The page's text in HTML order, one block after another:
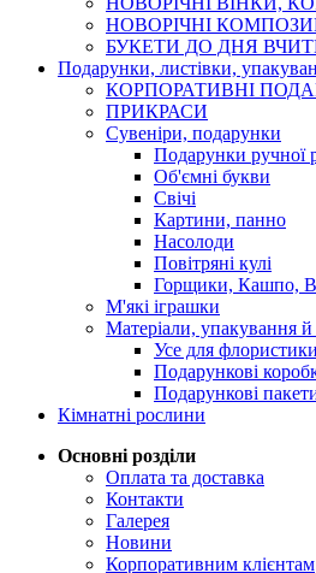
НОВОРІЧНІ
БУКЕТИ ДО ДНЯ
Подарунки, листівки,
КОРПОРАТИВНІ
ПРИКРАСИ
Сувеніри, подарунки
Подарунки ручної
Об'ємні букви
Свічі
Картини, панно
Насолоди
Повітряні кулі
Горщики, Кашпо,
М'які іграшки
Матеріали, упакування
Усе для
Подарункові
Подарункові
Кімнатні рослини
Основні розділи
Оплата та доставка
Контакти
Галерея
Новини
Корпоративним клієнтам